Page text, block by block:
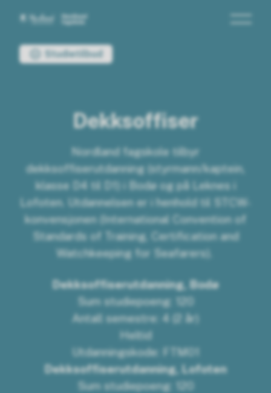
Du er her:Studietilbud
Dekksoffiser
Nordland fagskole tilbyr
dekksoffiserutdanning (styrmann/kaptein,
klasse D4 til D1) i Bodø og på Leknes i
Lofoten. Utdannelsen er i henhold til STCW-
konvensjonen (International Convention of
Standards of Training, Certification and
Watchkeeping for Seafarers).
Dekksoffiserutdanning, Bodø
Sum studiepoeng: 120
Antall semestre: 4 (2 år)
Heltid
Utdanningskode: FTM01
Dekksoffiserutdanning, Lofoten
Sum studiepoeng: 120